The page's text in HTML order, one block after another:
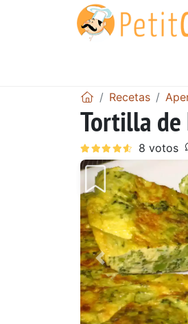
Recetas
Tortilla
Anterior